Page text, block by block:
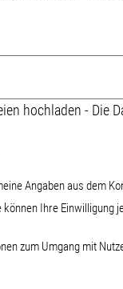
hochladen - Die
Angaben aus dem
Ihre Einwilligung
zum Umgang mit